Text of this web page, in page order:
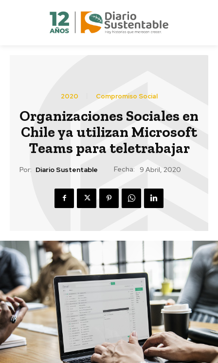
2020 Compromiso Social
Organizaciones Sociales en
Chile ya utilizan Microsoft
Teams para teletrabajar
Por: Diario Sustentable Fecha: 9 Abril, 2020